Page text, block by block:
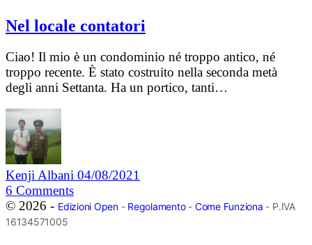
Nel locale contatori
Ciao! Il mio è un condominio né troppo antico, né
troppo recente. È stato costruito nella seconda metà
degli anni Settanta. Ha un portico, tanti…
Kenji Albani 04/08/2021
6 Comments
© 2026 - Edizioni Open- Regolamento- Come Funziona - P.IVA
16134571005